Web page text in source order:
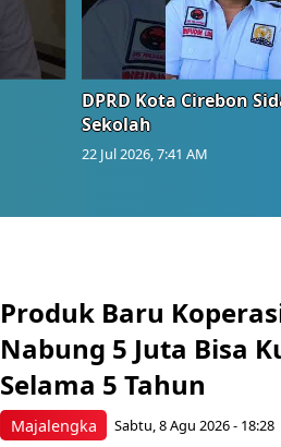
DPRD Kota Cirebon
Sekolah
22 Jul 2026, 7:41 AM
Majalengka
Produk Baru
Nabung 5 Juta Bisa
Selama 5 Tahun
Sabtu, 8 Agu 2026 - 18:28